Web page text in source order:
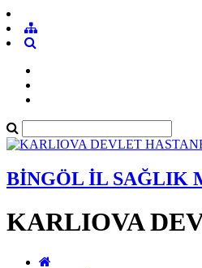
BİNGÖL İL SAĞLIK
KARLIOVA